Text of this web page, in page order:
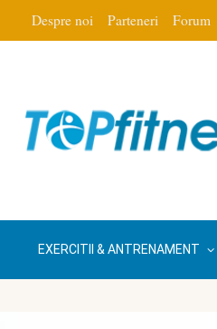
Despre noi Parteneri Forum
EXERCITII & ANTRENAMENT